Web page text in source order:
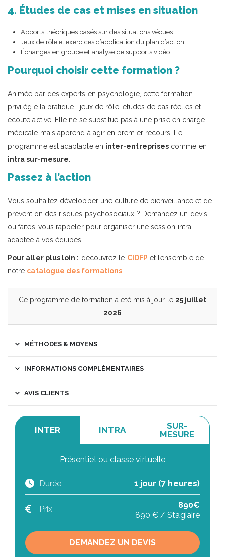
4. Études de cas et mises en situation
Apports théoriques basés sur des situations vécues.
Jeux de rôle et exercices d’application du plan d’action.
Échanges en groupe et analyse de supports vidéo.
Pourquoi choisir cette formation ?
Animée par des experts en psychologie, cette formation
privilégie la pratique : jeux de rôle, études de cas réelles et
écoute active. Elle ne se substitue pas à une prise en charge
médicale mais apprend à agir en premier recours. Le
programme est adaptable en inter-entreprises comme en
intra sur-mesure
Passez à l’action
Vous souhaitez développer une culture de bienveillance et de
prévention des risques psychosociaux ? Demandez un devis
ou faites-vous rappeler pour organiser une session intra
adaptée à vos équipes.
Pour aller plus loin : découvrez le CIDFP et l’ensemble de
notre catalogue des formations
Ce programme de formation a été mis à jour le 25 juillet
2026
MÉTHODES & MOYENS
INFORMATIONS COMPLÉMENTAIRES
AVIS CLIENTS
INTER INTRA
SUR-
MESURE
Présentiel ou classe virtuelle
Durée 1 jour (7 heures)
Prix
890€
890 € / Stagiaire
DEMANDEZ UN DEVIS